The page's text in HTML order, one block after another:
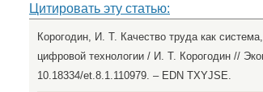
Цитировать эту статью:
Корогодин, И. Т. Качество труда как
цифровой технологии / И. Т. Корогодин //
10.18334/et.8.1.110979. – EDN TXYJSE.